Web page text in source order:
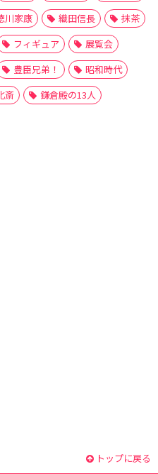
川家康 織田信長
抹茶
フィギュア
展覧会
豊臣兄弟！
昭和時代
斎 鎌倉殿の13人
トップに戻る